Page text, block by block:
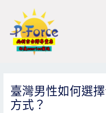
臺灣男性如何選
方式？
navigation